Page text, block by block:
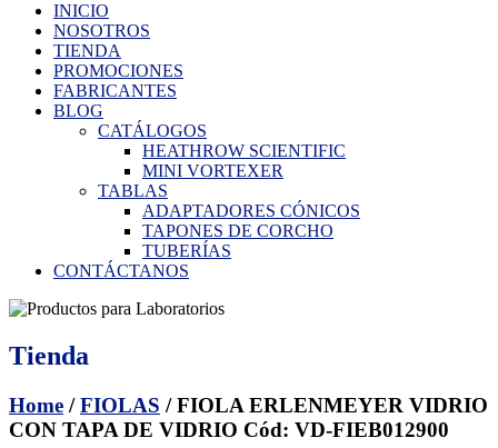
INICIO
NOSOTROS
TIENDA
PROMOCIONES
FABRICANTES
BLOG
CATÁLOGOS
HEATHROW SCIENTIFIC
MINI VORTEXER
TABLAS
ADAPTADORES CÓNICOS
TAPONES DE CORCHO
TUBERÍAS
CONTÁCTANOS
Tienda
Home /FIOLAS / FIOLA ERLENMEYER VIDRIO
CON TAPA DE VIDRIO Cód: VD-FIEB012900